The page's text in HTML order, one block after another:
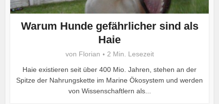
Warum Hunde gefährlicher sind als
Haie
von Florian
2 Min. Lesezeit
Haie existieren seit über 400 Mio. Jahren, stehen an der
Spitze der Nahrungskette im Marine Ökosystem und werden
von Wissenschaftlern als...